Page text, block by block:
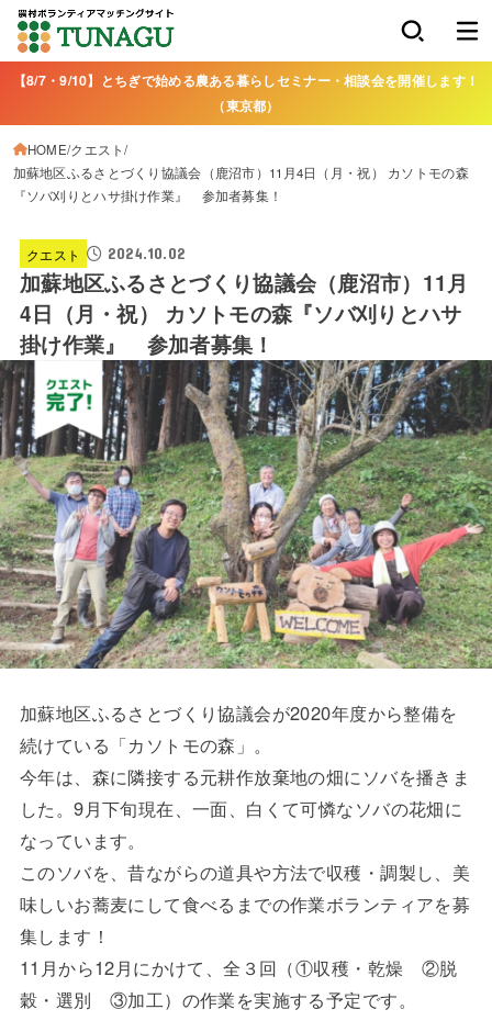
【8/7・9/10】とちぎで始める農ある暮らしセミナー・相談会を開催します！
（東京都）
HOME クエスト
加蘇地区ふるさとづくり協議会（鹿沼市）11月4日（月・祝） カソトモの森
『ソバ刈りとハサ掛け作業』 参加者募集！
クエスト 2024.10.02
加蘇地区ふるさとづくり協議会（鹿沼市）11月
4日（月・祝） カソトモの森『ソバ刈りとハサ
掛け作業』 参加者募集！
加蘇地区ふるさとづくり協議会が2020年度から整備を
続けている「カソトモの森」。
今年は、森に隣接する元耕作放棄地の畑にソバを播きま
した。9月下旬現在、一面、白くて可憐なソバの花畑に
なっています。
このソバを、昔ながらの道具や方法で収穫・調製し、美
味しいお蕎麦にして食べるまでの作業ボランティアを募
集します！
11月から12月にかけて、全３回（①収穫・乾燥 ②脱
穀・選別 ③加工）の作業を実施する予定です。